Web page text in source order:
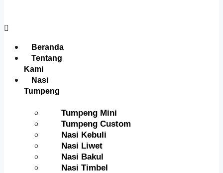
Menu
Beranda
Tentang
Kami
Nasi
Tumpeng
Tumpeng Mini
Tumpeng Custom
Nasi Kebuli
Nasi Liwet
Nasi Bakul
Nasi Timbel